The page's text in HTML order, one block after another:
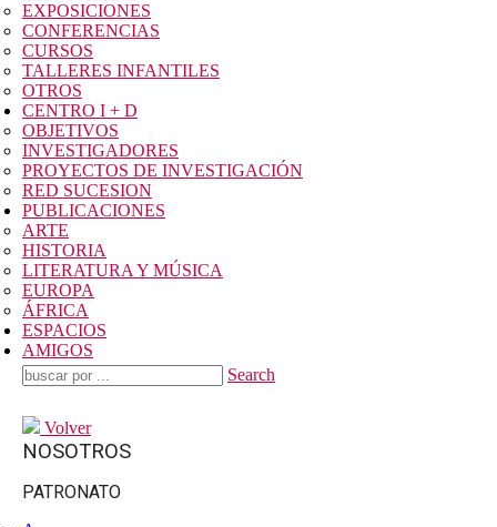
EXPOSICIONES
CONFERENCIAS
CURSOS
TALLERES INFANTILES
OTROS
CENTRO I + D
OBJETIVOS
INVESTIGADORES
PROYECTOS DE INVESTIGACIÓN
RED SUCESION
PUBLICACIONES
ARTE
HISTORIA
LITERATURA Y MÚSICA
EUROPA
ÁFRICA
ESPACIOS
AMIGOS
Search
Volver
NOSOTROS
PATRONATO